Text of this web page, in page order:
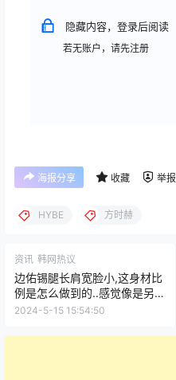
隐藏内容，登录后阅读
若无账户，请先注册
海报分享 收藏 举报
HYBE 方时赫
资讯 韩网热议
边佑锡腿长肩宽脸小,这身材比
例是怎么做到的..感觉像是另一
个世界的人
2024-5-15 15:54:50